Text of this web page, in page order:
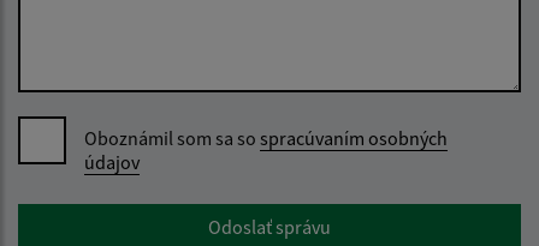
Oboznámil som sa so spracúvaním osobných
údajov
Google reCaptcha ResponseOdoslať správu